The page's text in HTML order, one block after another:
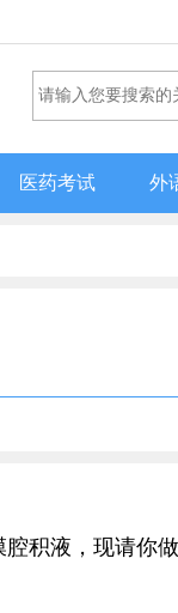
医药考试 外
积液，现请你